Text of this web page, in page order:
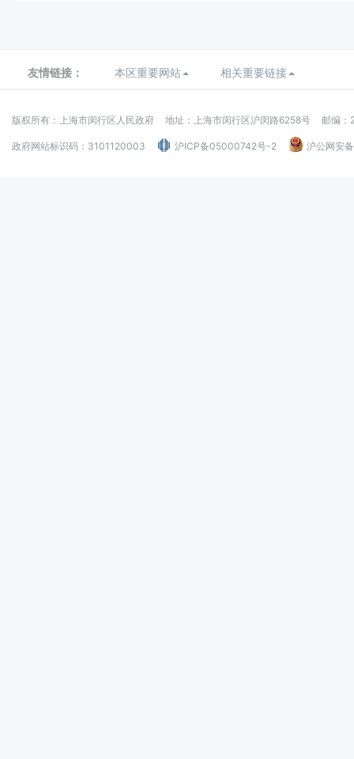
友情链接： 本区重要网站 相关重要链接
版权所有：上海市闵行区人民政府 地址：上海市闵行区沪闵路6258号 邮编：
政府网站标识码：3101120003 沪ICP备05000742号-2 沪公网安